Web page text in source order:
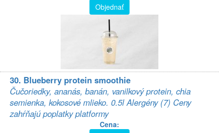
Objednať
30. Blueberry protein smoothie
Čučoriedky, ananás, banán, vanilkový protein, chia
semienka, kokosové mlieko. 0.5l Alergény (7) Ceny
zahŕňajú poplatky platformy
Cena: